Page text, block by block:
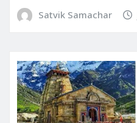
Satvik Samachar